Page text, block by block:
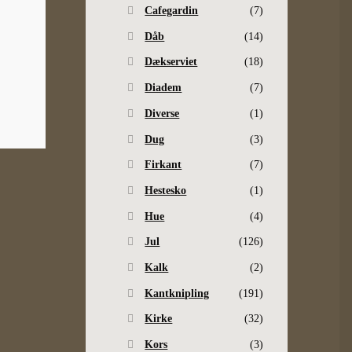
Cafegardin (7)
Dåb (14)
Dækserviet (18)
Diadem (7)
Diverse (1)
Dug (3)
Firkant (7)
Hestesko (1)
Hue (4)
Jul (126)
Kalk (2)
Kantknipling (191)
Kirke (32)
Kors (3)